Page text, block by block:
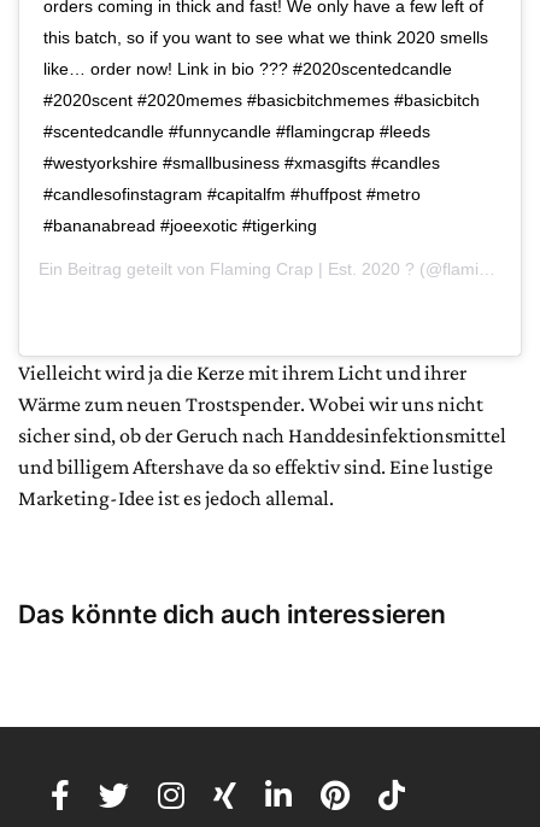
orders coming in thick and fast! We only have a few left of
this batch, so if you want to see what we think 2020 smells
like… order now! Link in bio ??? #2020scentedcandle
#2020scent #2020memes #basicbitchmemes #basicbitch
#scentedcandle #funnycandle #flamingcrap #leeds
#westyorkshire #smallbusiness #xmasgifts #candles
#candlesofinstagram #capitalfm #huffpost #metro
#bananabread #joeexotic #tigerking
Ein Beitrag geteilt von Flaming Crap | Est. 2020 ? (@flamingcrap) am
Vielleicht wird ja die Kerze mit ihrem Licht und ihrer
Wärme zum neuen Trostspender. Wobei wir uns nicht
sicher sind, ob der Geruch nach Handdesinfektionsmittel
und billigem Aftershave da so effektiv sind. Eine lustige
Marketing-Idee ist es jedoch allemal.
Das könnte dich auch interessieren